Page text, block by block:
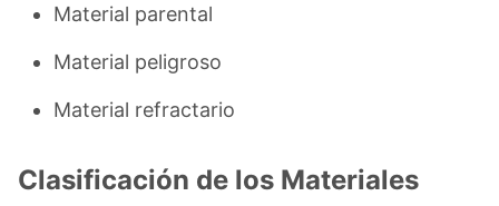
Material parental
Material peligroso
Material refractario
Clasificación de los Materiales